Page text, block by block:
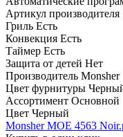
Артикул производителя
Гриль Есть
Конвекция Есть
Таймер Есть
Защита от детей Нет
Производитель Monsher
Цвет фурнитуры
Ассортимент Основной
Цвет Черный
Monsher MOE 4563